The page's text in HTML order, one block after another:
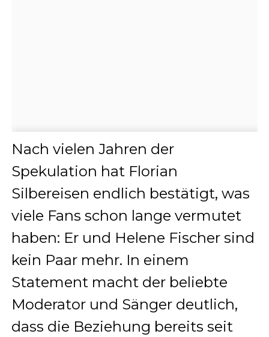
Nach vielen Jahren der
Spekulation hat Florian
Silbereisen endlich bestätigt, was
viele Fans schon lange vermutet
haben: Er und Helene Fischer sind
kein Paar mehr. In einem
Statement macht der beliebte
Moderator und Sänger deutlich,
dass die Beziehung bereits seit